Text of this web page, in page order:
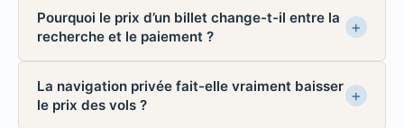
Pourquoi le prix d’un billet change-t-il entre la
recherche et le paiement ?
La navigation privée fait-elle vraiment baisser
le prix des vols ?